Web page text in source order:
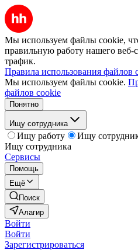
Мы используем файлы cookie,
правильную работу нашего веб-
трафик.
Правила использования файлов
Мы используем файлы cookie.
файлов cookie
Понятно
Ищу сотрудника
Ищу работу
Ищу
Ищу сотрудника
Сервисы
Помощь
Ещё
Поиск
Алагир
Войти
Войти
Зарегистрироваться